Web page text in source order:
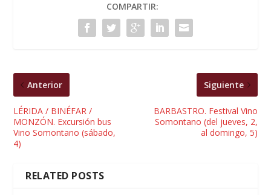
COMPARTIR:
Anterior
LÉRIDA / BINÉFAR /
MONZÓN. Excursión bus
Vino Somontano (sábado,
4)
Siguiente
BARBASTRO. Festival Vino
Somontano (del jueves, 2,
al domingo, 5)
RELATED POSTS